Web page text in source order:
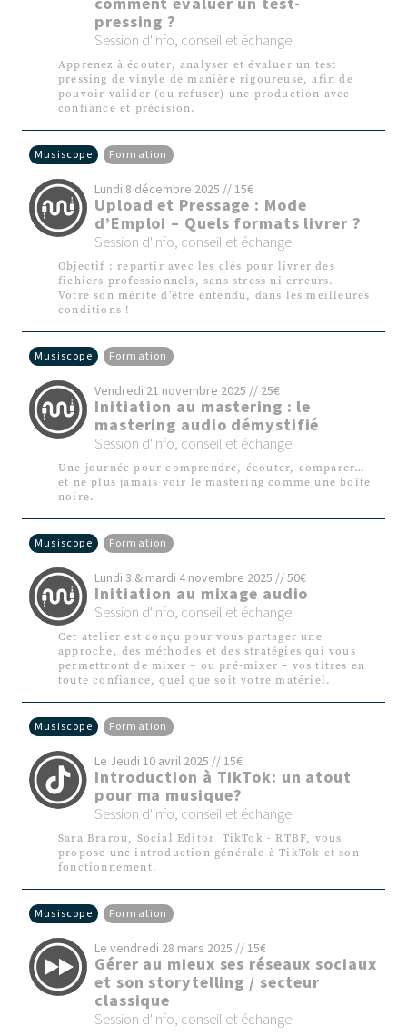
pressing ?
Session d'info, conseil et échange
Apprenez à écouter, analyser et évaluer un test
pressing de vinyle de manière rigoureuse, afin de
pouvoir valider (ou refuser) une production avec
confiance et précision.
Musiscope Formation
​Lundi 8 décembre 2025 // 15€
Upload et Pressage : Mode
d’Emploi – Quels formats livrer ?
Session d'info, conseil et échange
Objectif : repartir avec les clés pour livrer des
fichiers professionnels, sans stress ni erreurs.
Votre son mérite d’être entendu, dans les meilleures
conditions !
Musiscope Formation
Vendredi 21 novembre 2025 // 25€
Initiation au mastering : le
mastering audio démystifié
Session d'info, conseil et échange
Une journée pour comprendre, écouter, comparer…
et ne plus jamais voir le mastering comme une boîte
noire.
Musiscope Formation
Lundi 3 & mardi 4 novembre 2025 // 50€
Initiation au mixage audio
Session d'info, conseil et échange
Cet atelier est conçu pour vous partager une
approche, des méthodes et des stratégies qui vous
permettront de mixer – ou pré-mixer – vos titres en
toute confiance, quel que soit votre matériel.
Musiscope Formation
Le Jeudi 10 avril 2025 // 15€
Introduction à TikTok: un atout
pour ma musique?
Session d'info, conseil et échange
Sara Brarou, Social Editor TikTok - RTBF, vous
propose une introduction générale à TikTok et son
fonctionnement.
Musiscope Formation
Le vendredi 28 mars 2025 // 15€
Gérer au mieux ses réseaux sociaux
et son storytelling / secteur
classique
Session d'info, conseil et échange